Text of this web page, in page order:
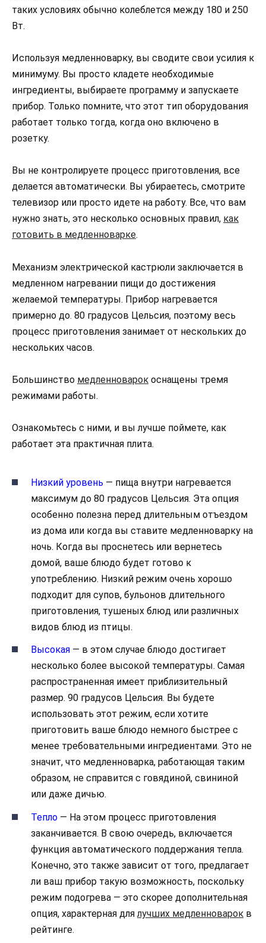
таких условиях обычно колеблется между 180 и 250
Вт.
Используя медленноварку, вы сводите свои усилия к
минимуму. Вы просто кладете необходимые
ингредиенты, выбираете программу и запускаете
прибор. Только помните, что этот тип оборудования
работает только тогда, когда оно включено в
розетку.
Вы не контролируете процесс приготовления, все
делается автоматически. Вы убираетесь, смотрите
телевизор или просто идете на работу. Все, что вам
нужно знать, это несколько основных правил, как
готовить в медленноварке.
Механизм электрической кастрюли заключается в
медленном нагревании пищи до достижения
желаемой температуры. Прибор нагревается
примерно до. 80 градусов Цельсия, поэтому весь
процесс приготовления занимает от нескольких до
нескольких часов.
Большинство медленноварок оснащены тремя
режимами работы.
Ознакомьтесь с ними, и вы лучше поймете, как
работает эта практичная плита.
Низкий уровень — пища внутри нагревается
максимум до 80 градусов Цельсия. Эта опция
особенно полезна перед длительным отъездом
из дома или когда вы ставите медленноварку на
ночь. Когда вы проснетесь или вернетесь
домой, ваше блюдо будет готово к
употреблению. Низкий режим очень хорошо
подходит для супов, бульонов длительного
приготовления, тушеных блюд или различных
видов блюд из птицы.
Высокая — в этом случае блюдо достигает
несколько более высокой температуры. Самая
распространенная имеет приблизительный
размер. 90 градусов Цельсия. Вы будете
использовать этот режим, если хотите
приготовить ваше блюдо немного быстрее с
менее требовательными ингредиентами. Это не
значит, что медленноварка, работающая таким
образом, не справится с говядиной, свининой
или даже дичью.
Тепло — На этом процесс приготовления
заканчивается. В свою очередь, включается
функция автоматического поддержания тепла.
Конечно, это также зависит от того, предлагает
ли ваш прибор такую возможность, поскольку
режим подогрева — это скорее дополнительная
опция, характерная для лучших медленноварок в
рейтинге.